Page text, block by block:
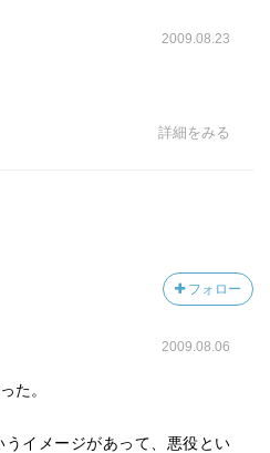
2009.08.23
詳細をみる
フォロー
2009.08.06
た。
うイメージがあって、悪役とい